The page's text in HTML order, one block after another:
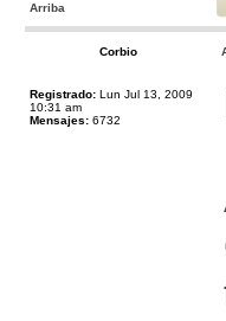
Arriba
Corbio
Registrado: Lun Jul 13, 2009
10:31 am
Mensajes: 6732